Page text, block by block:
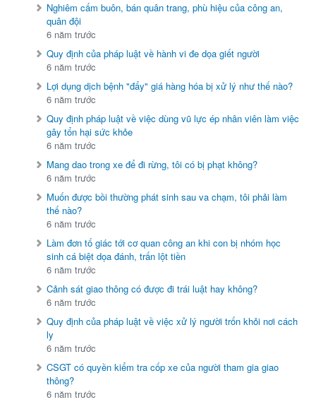
Nghiêm cấm buôn, bán quân trang, phù hiệu của công an,
quân đội
6 năm trước
Quy định của pháp luật về hành vi đe dọa giết người
6 năm trước
Lợi dụng dịch bệnh "đẩy" giá hàng hóa bị xử lý như thế nào?
6 năm trước
Quy định pháp luật về việc dùng vũ lực ép nhân viên làm việc
gây tổn hại sức khỏe
6 năm trước
Mang dao trong xe để đi rừng, tôi có bị phạt không?
6 năm trước
Muốn được bồi thường phát sinh sau va chạm, tôi phải làm
thế nào?
6 năm trước
Làm đơn tố giác tới cơ quan công an khi con bị nhóm học
sinh cá biệt dọa đánh, trấn lột tiền
6 năm trước
Cảnh sát giao thông có được đi trái luật hay không?
6 năm trước
Quy định của pháp luật về việc xử lý người trốn khỏi nơi cách
ly
6 năm trước
CSGT có quyền kiểm tra cốp xe của người tham gia giao
thông?
6 năm trước